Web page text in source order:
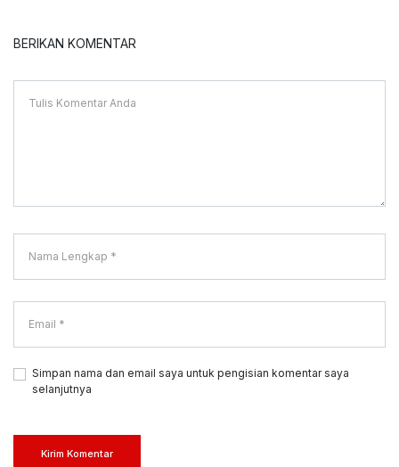
BERIKAN KOMENTAR
Simpan nama dan email saya untuk pengisian komentar saya
selanjutnya
Kirim Komentar